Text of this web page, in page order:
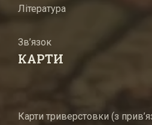
Література
Зв’язок
КАРТИ
Карти триверстовки (з